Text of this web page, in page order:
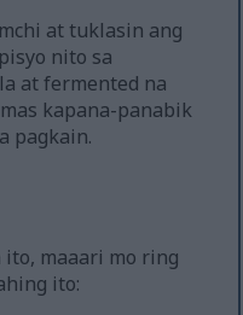
at tuklasin ang
nito sa
at fermented na
kapana-panabik
pagkain.
ito, maaari mo ring
ito: